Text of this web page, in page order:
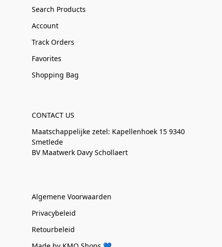
Search Products
Account
Track Orders
Favorites
Shopping Bag
CONTACT US
Maatschappelijke zetel: Kapellenhoek 15 9340
Smetlede
BV Maatwerk Davy Schollaert
Algemene Voorwaarden
Privacybeleid
Retourbeleid